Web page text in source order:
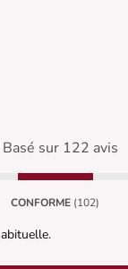
Basé sur 122 avis
CONFORME (102)